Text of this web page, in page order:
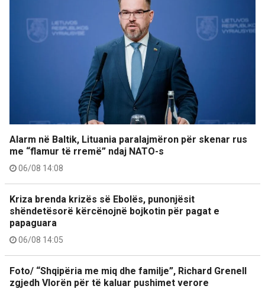
Alarm në Baltik, Lituania paralajmëron për skenar rus
me “flamur të rremë” ndaj NATO-s
06/08 14:08
Kriza brenda krizës së Ebolës, punonjësit
shëndetësorë kërcënojnë bojkotin për pagat e
papaguara
06/08 14:05
Foto/ “Shqipëria me miq dhe familje”, Richard Grenell
zgjedh Vlorën për të kaluar pushimet verore